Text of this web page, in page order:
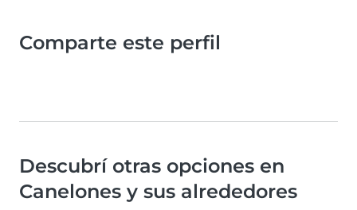
Comparte este perfil
Descubrí otras opciones en
Canelones y sus alrededores